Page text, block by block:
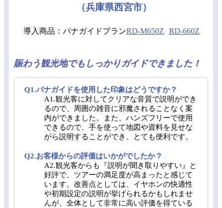
（兵庫県西宮市）
導入商品：パナガイドプランRD-M650Z RD-660Z
賑わう観光地でもしっかりガイドできました！
Q1.パナガイドを使用した印象はどうですか？
A1.観光客に対してクリアな音質で説明ができ
るので、周囲の雑音に邪魔されることなく案
内ができました。また、ハンズフリーで使用
できるので、手を使って地図や資料を見せな
がら説明することができ、とても便利です。
Q2.お客様からの評価はいかがでしたか？
A2.観光客からも『説明が聞き取りやすい』と
好評で、ツアーの満足度が高まったと感じて
います。改善点としては、イヤホンの快適性
や初期設定の説明が挙げられるかもしれませ
んが、全体として非常に高い評価を得ている